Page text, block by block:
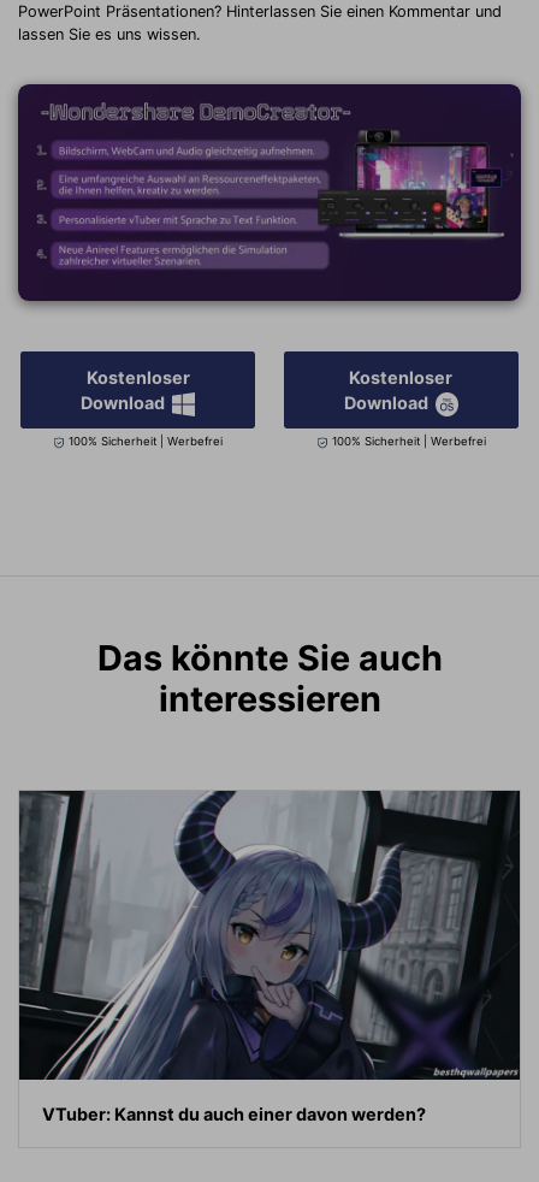
PowerPoint Präsentationen? Hinterlassen Sie einen Kommentar und
lassen Sie es uns wissen.
Kostenloser
Download
100% Sicherheit | Werbefrei
Kostenloser
Download
100% Sicherheit | Werbefrei
Das könnte Sie auch
interessieren
VTuber: Kannst du auch einer davon werden?